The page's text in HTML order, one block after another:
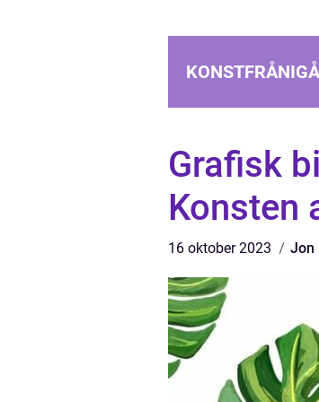
Grafisk
Konsten
16 oktober 2023 Jon